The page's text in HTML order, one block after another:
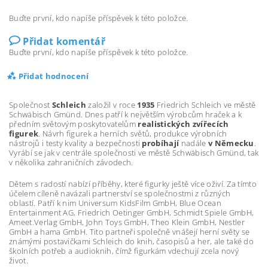
Buďte první, kdo napíše příspěvek k této položce.
Přidat komentář
Buďte první, kdo napíše příspěvek k této položce.
Přidat hodnocení
Společnost Schleich založil v roce 1935 Friedrich Schleich ve městě
Schwäbisch Gmünd. Dnes patří k největším výrobcům hraček a k
předním světovým poskytovatelům realistických zvířecích
figurek. Návrh figurek a herních světů, produkce výrobních
nástrojů i testy kvality a bezpečnosti probíhajínadále v Německu.
Vyrábí se jak v centrále společnosti ve městě Schwäbisch Gmünd, tak
v několika zahraničních závodech.
Dětem s radostí nabízí příběhy, které figurky ještě více oživí. Za tímto
účelem cíleně navázali partnerství se společnostmi z různých
oblastí. Patří k nim Universum KidsFilm GmbH, Blue Ocean
Entertainment AG, Friedrich Oetinger GmbH, Schmidt Spiele GmbH,
Ameet.Verlag GmbH, John Toys GmbH, Theo Klein GmbH, Nestler
GmbH a hama GmbH. Tito partneři společně vnášejí herní světy se
známými postavičkami Schleich do knih, časopisů a her, ale také do
školních potřeb a audioknih, čímž figurkám vdechují zcela nový
život.